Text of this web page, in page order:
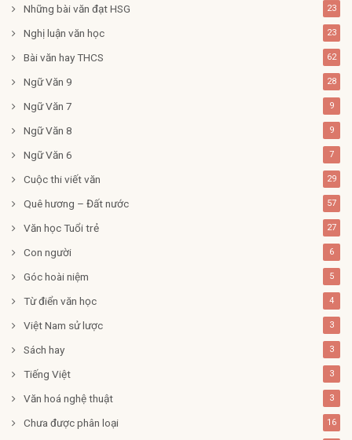
Những bài văn đạt HSG 23
Nghị luận văn học 23
Bài văn hay THCS 62
Ngữ Văn 9 28
Ngữ Văn 7 9
Ngữ Văn 8 9
Ngữ Văn 6 7
Cuộc thi viết văn 29
Quê hương – Đất nước 57
Văn học Tuổi trẻ 27
Con người 6
Góc hoài niệm 5
Từ điển văn học 4
Việt Nam sử lược 3
Sách hay 3
Tiếng Việt 3
Văn hoá nghệ thuật 3
Chưa được phân loại 16